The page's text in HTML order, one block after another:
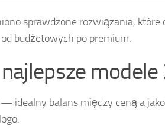
sprawdzone rozwiązania, które
budżetowych po premium.
idealny balans między ceną a